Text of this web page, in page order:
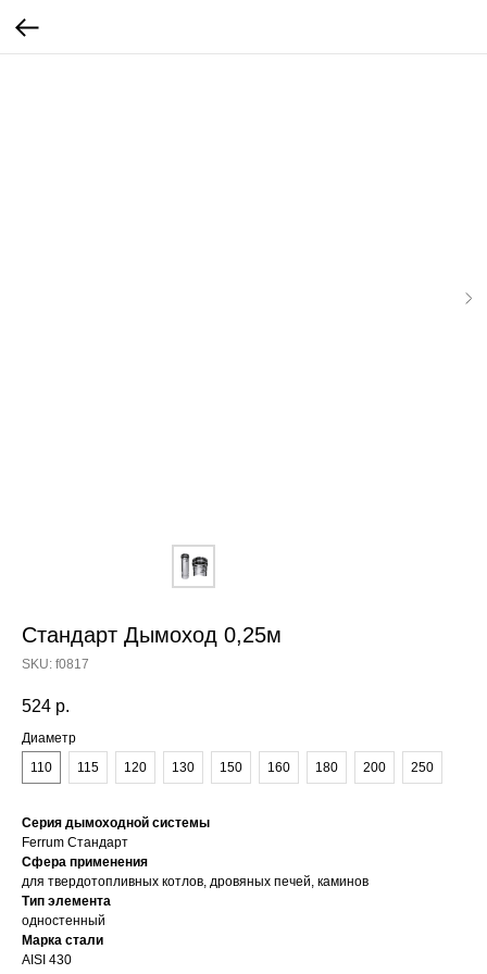
Стандарт Дымоход 0,25м
SKU: f0817
524 р.
Диаметр
110
115 120 130 150 160 180 200 250
Серия дымоходной системы
Ferrum Стандарт
Сфера применения
для твердотопливных котлов, дровяных печей, каминов
Тип элемента
одностенный
Марка стали
AISI 430